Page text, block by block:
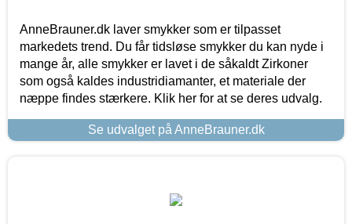
AnneBrauner.dk laver smykker som er tilpasset
markedets trend. Du får tidsløse smykker du kan nyde i
mange år, alle smykker er lavet i de såkaldt Zirkoner
som også kaldes industridiamanter, et materiale der
næppe findes stærkere. Klik her for at se deres udvalg.
Se udvalget på AnneBrauner.dk